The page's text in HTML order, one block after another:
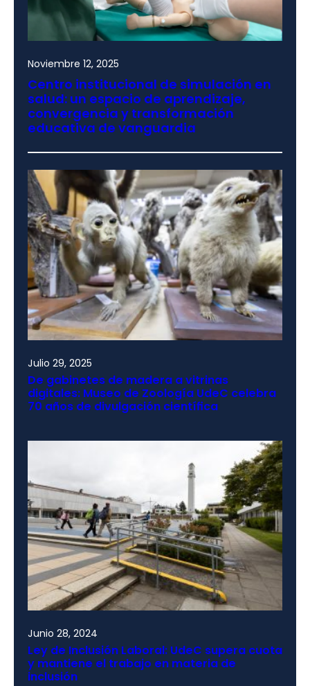
Noviembre 12, 2025
Centro institucional de simulación en
salud: un espacio de aprendizaje,
convergencia y transformación
educativa de vanguardia
Julio 29, 2025
De gabinetes de madera a vitrinas
digitales: Museo de Zoología UdeC celebra
70 años de divulgación científica
Junio 28, 2024
Ley de Inclusión Laboral: UdeC supera cuota
y mantiene el trabajo en materia de
inclusión